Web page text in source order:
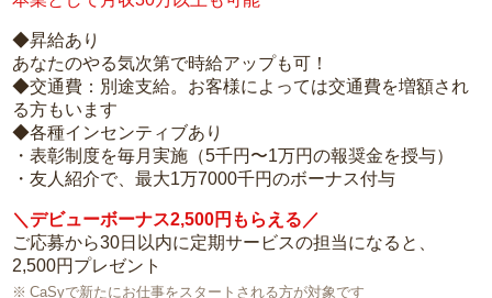
◆昇給あり
あなたのやる気次第で時給アップも可！
◆交通費：別途支給。お客様によっては交通費を増額され
る方もいます
◆各種インセンティブあり
・表彰制度を毎月実施（5千円〜1万円の報奨金を授与）
・友人紹介で、最大1万7000千円のボーナス付与
＼デビューボーナス2,500円もらえる／
ご応募から30日以内に定期サービスの担当になると、
2,500円プレゼント
CaSyで新たにお仕事をスタートされる方が対象です